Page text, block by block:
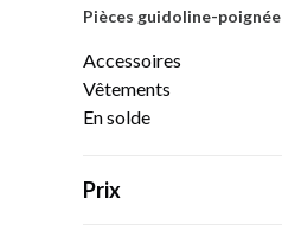
Pièces guidoline-poignée
Accessoires
Vêtements
En solde
Prix